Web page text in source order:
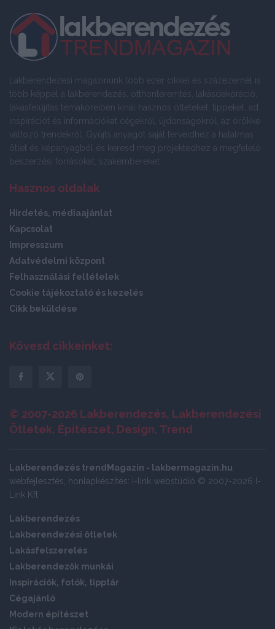
Lakberendezési magazinunk több ezer cikkel és százezernél is
több képpel a lakberendezés, otthonteremtés, lakásdekoráció,
lakásfelújítás témaköreiben kínál hasznos ötleteket, tippeket, ad
inspirációt és információkat cégekről, újdonságokról, az örökké
változó trendekről. Gyűjts anyagot saját terveidhez a hatalmas
ötlet és képanyagból és keresd meg projektedhez a megfelelő
beszerzési forrásokat, szakembereket.
Hasznos oldalak
Hirdetés, médiaajánlat
Kapcsolat
Impresszum
Adatvédelmi központ
Felhasználási feltételek
Cookie tájékoztató és kezelés
Cikk beküldése
Kövesd cikkeinket:
© 2007-2026 Lakberendezés, Lakberendezési
Ötletek, Építészet, Design, Trend
Lakberendezés trendMagazin - lakbermagazin.hu
webfejlesztés, honlapkészítés: i-link webstúdió © 2007-2026 I-
Link Kft
Lakberendezés
Lakberendezési ötletek
Lakásfelszerelés
Lakberendezők munkái
Inspirációk, fotók, tipptár
Cégajánló
Modern építészet